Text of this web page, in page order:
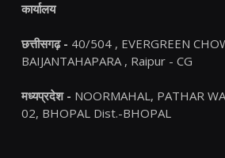
कार्यालय
छत्तीसगढ़ - 40/504 , EVERGREEN
BAIJANTAHAPARA , Raipur - CG
मध्यप्रदेश - NOORMAHAL, PATHAR
02, BHOPAL Dist.-BHOPAL